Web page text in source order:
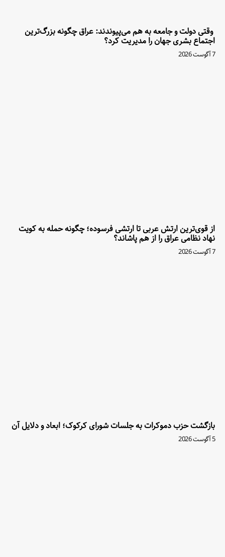
وقتی دولت و جامعه به هم می‌پیوندند: عراق چگونه بزرگ‌ترین
اجتماع بشری جهان را مدیریت کرد؟
7 آگوست 2026
از قوی‌ترین ارتش عربی تا ارتشی فرسوده؛ چگونه حمله به کویت
نهاد نظامی عراق را از هم پاشاند؟
7 آگوست 2026
بازگشت حزب دموکرات به جلسات شورای کرکوک؛ ابعاد و دلایل آن
5 آگوست 2026